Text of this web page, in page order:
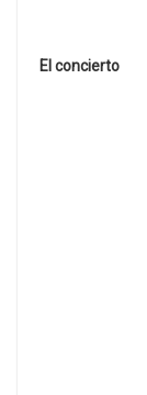
El concierto